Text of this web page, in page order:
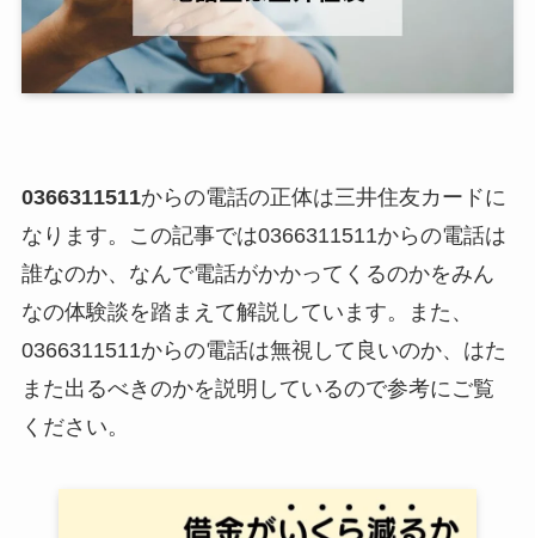
0366311511からの電話の正体は三井住友カードに
なります。この記事では0366311511からの電話は
誰なのか、なんで電話がかかってくるのかをみん
なの体験談を踏まえて解説しています。また、
0366311511からの電話は無視して良いのか、はた
また出るべきのかを説明しているので参考にご覧
ください。